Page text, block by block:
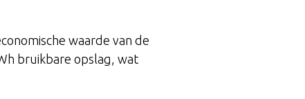
waarde van de
bruikbare opslag, wat